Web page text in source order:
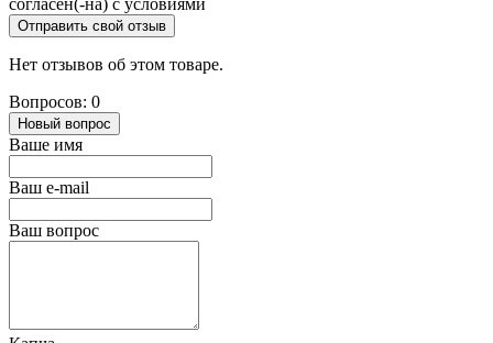
согласен(-на) с условиями
Отправить свой отзыв
Нет отзывов об этом товаре.
Вопросов: 0
Новый вопрос
Ваше имя
Ваш e-mail
Ваш вопрос